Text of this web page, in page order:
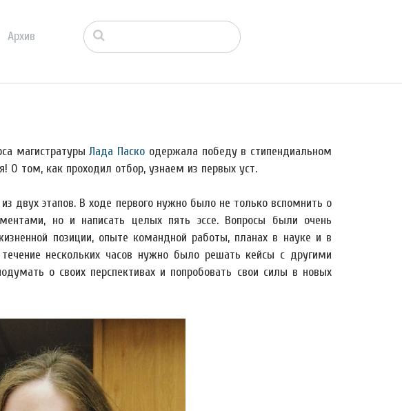
Архив
магистратурыЛада Паско одержала победу в стипендиальном
О том, как проходил отбор, узнаем из первых уст.
двух этапов. В ходе первого нужно было не только вспомнить о
но и написать целых пять эссе. Вопросы были очень
позиции, опыте командной работы, планах в науке и в
нескольких часов нужно было решать кейсы с другими
о своих перспективах и попробовать свои силы в новых